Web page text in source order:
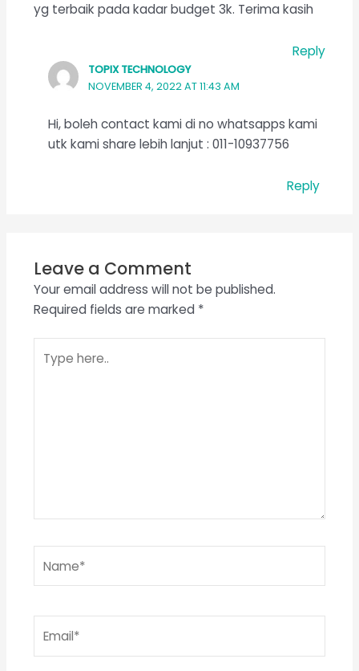
yg terbaik pada kadar budget 3k. Terima kasih
Reply
TOPIX TECHNOLOGY
NOVEMBER 4, 2022 AT 11:43 AM
Hi, boleh contact kami di no whatsapps kami
utk kami share lebih lanjut : 011-10937756
Reply
Leave a Comment
Your email address will not be published.
Required fields are marked *
here..